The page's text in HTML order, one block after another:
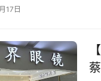
17日